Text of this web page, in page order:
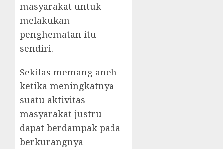
masyarakat untuk
melakukan
penghematan itu
sendiri.
Sekilas memang aneh
ketika meningkatnya
suatu aktivitas
masyarakat justru
dapat berdampak pada
berkurangnya